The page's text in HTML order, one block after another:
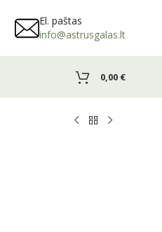
El. paštas
info@astrusgalas.lt
0,00 €